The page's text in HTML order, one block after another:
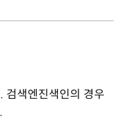
색엔진색인의 경우